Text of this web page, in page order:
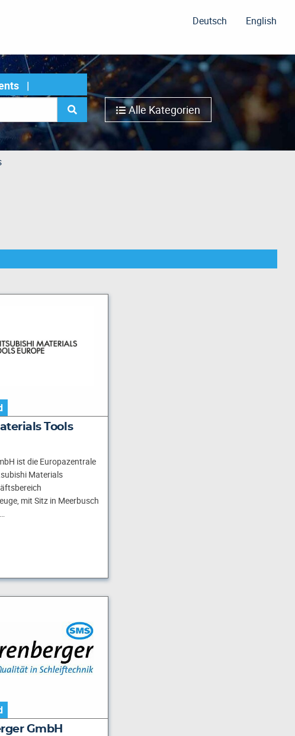
Deutsch English
Alle Kategorien
Tools
ist die Europazentrale
Materials
mit Sitz in Meerbusch
GmbH